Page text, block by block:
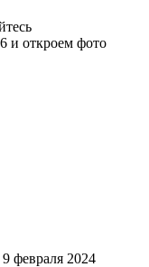
и откроем фото
9 февраля 2024